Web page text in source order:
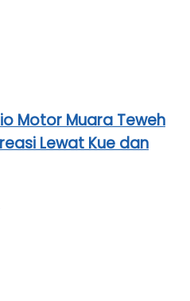
Motor Muara Teweh
Lewat Kue dan